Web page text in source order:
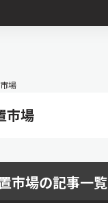
場
市場
市場の記事一覧